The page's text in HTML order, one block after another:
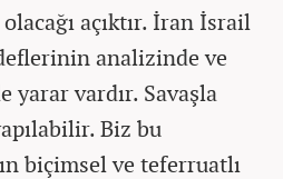
açıktır. İran İsrail
analizinde ve
vardır. Savaşla
Biz bu
biçimsel ve teferruatlı